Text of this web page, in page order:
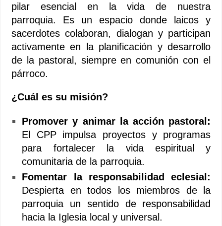
pilar esencial en la vida de nuestra
parroquia. Es un espacio donde laicos y
sacerdotes colaboran, dialogan y participan
activamente en la planificación y desarrollo
de la pastoral, siempre en comunión con el
párroco.
¿Cuál es su misión?
Promover y animar la acción pastoral:
El CPP impulsa proyectos y programas
para fortalecer la vida espiritual y
comunitaria de la parroquia.
Fomentar la responsabilidad eclesial:
Despierta en todos los miembros de la
parroquia un sentido de responsabilidad
hacia la Iglesia local y universal.